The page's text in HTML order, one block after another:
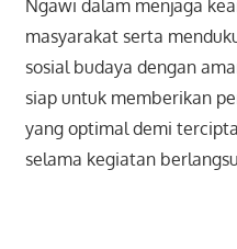
Ngawi dalam menjaga
masyarakat serta
sosial budaya dengan
siap untuk memberikan
yang optimal demi
selama kegiatan